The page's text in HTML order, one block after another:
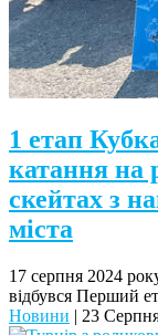
1 етап
катання на
скейтах з
міста
17 серпня 2024
відбувся Перший
Новини | 23